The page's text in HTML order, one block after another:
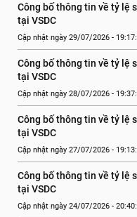
Công bố thông tin về tỷ lệ
tại VSDC
Cập nhật ngày 29/07/2026 -
Công bố thông tin về tỷ lệ
tại VSDC
Cập nhật ngày 28/07/2026 -
Công bố thông tin về tỷ lệ
tại VSDC
Cập nhật ngày 27/07/2026 -
Công bố thông tin về tỷ lệ
tại VSDC
Cập nhật ngày 24/07/2026 -